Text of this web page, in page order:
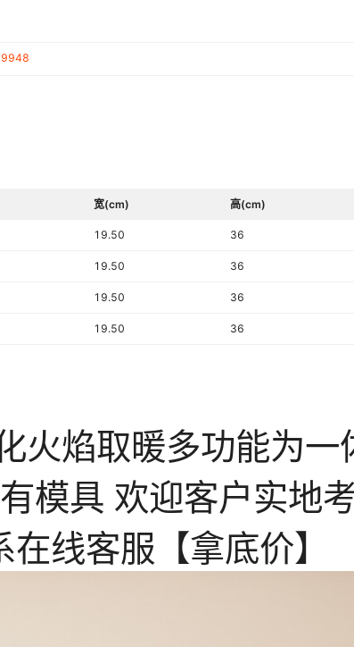
宽(cm) 高(cm)
19.50 36
19.50 36
19.50 36
19.50 36